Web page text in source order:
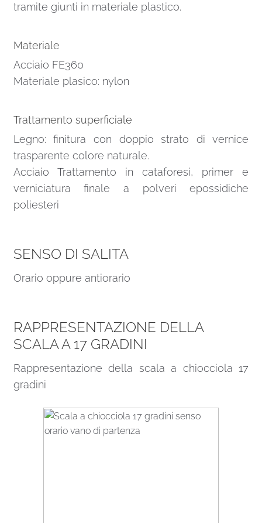
tramite giunti in materiale plastico.
Materiale
Acciaio FE360
Materiale plasico: nylon
Trattamento superficiale
Legno: finitura con doppio strato di vernice
trasparente colore naturale.
Acciaio Trattamento in cataforesi, primer e
verniciatura finale a polveri epossidiche
poliesteri
SENSO DI SALITA
Orario oppure antiorario
RAPPRESENTAZIONE DELLA
SCALA A 17 GRADINI
Rappresentazione della scala a chiocciola 17
gradini